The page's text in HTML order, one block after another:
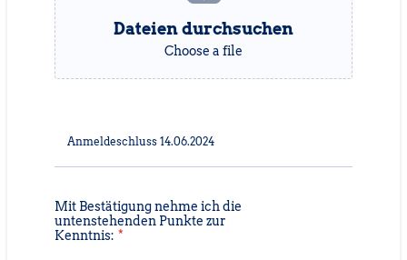
Dateien durchsuchen
Choose a file
Anmeldeschluss 14.06.2024
Mit Bestätigung nehme ich die
untenstehenden Punkte zur
Kenntnis: *